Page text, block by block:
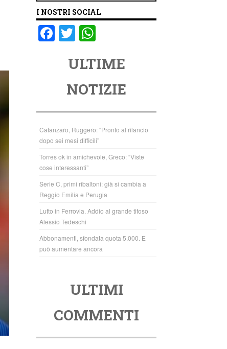
I NOSTRI SOCIAL
F
o
o
k
T
tt
er
at
s
A
p
p
ULTIME
NOTIZIE
Catanzaro, Ruggero: “Pronto al rilancio
dopo sei mesi difficili”
Torres ok in amichevole, Greco: “Viste
cose interessanti”
Serie C, primi ribaltoni: già si cambia a
Reggio Emilia e Perugia
Lutto in Ferrovia. Addio al grande tifoso
Alessio Tedeschi
Abbonamenti, sfondata quota 5.000. E
può aumentare ancora
ULTIMI
COMMENTI